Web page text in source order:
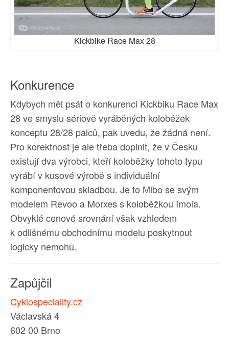
Kickbike Race Max 28
Konkurence
Kdybych měl psát o konkurenci Kickbiku Race Max
28 ve smyslu sériově vyráběných koloběžek
konceptu 28/28 palců, pak uvedu, že žádná není.
Pro korektnost je ale třeba doplnit, že v Česku
existují dva výrobci, kteří koloběžky tohoto typu
vyrábí v kusové výrobě s individuální
komponentovou skladbou. Je to Mibo se svým
modelem Revoo a Morxes s koloběžkou Imola.
Obvyklé cenové srovnání však vzhledem
k odlišnému obchodnímu modelu poskytnout
logicky nemohu.
Zapůjčil
Cyklospeciality.cz
Václavská 4
602 00 Brno